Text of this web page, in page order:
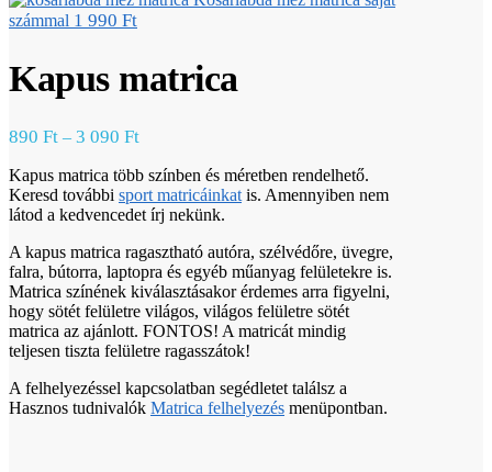
számmal 1 990 Ft
Kapus matrica
890 Ft – 3 090 Ft
Kapus matrica több színben és méretben rendelhető.
Keresd további sport matricáinkat is. Amennyiben nem
látod a kedvencedet írj nekünk.
A kapus matrica ragasztható autóra, szélvédőre, üvegre,
falra, bútorra, laptopra és egyéb műanyag felületekre is.
Matrica színének kiválasztásakor érdemes arra figyelni,
hogy sötét felületre világos, világos felületre sötét
matrica az ajánlott. FONTOS! A matricát mindig
teljesen tiszta felületre ragasszátok!
A felhelyezéssel kapcsolatban segédletet találsz a
Hasznos tudnivalók Matrica felhelyezés menüpontban.